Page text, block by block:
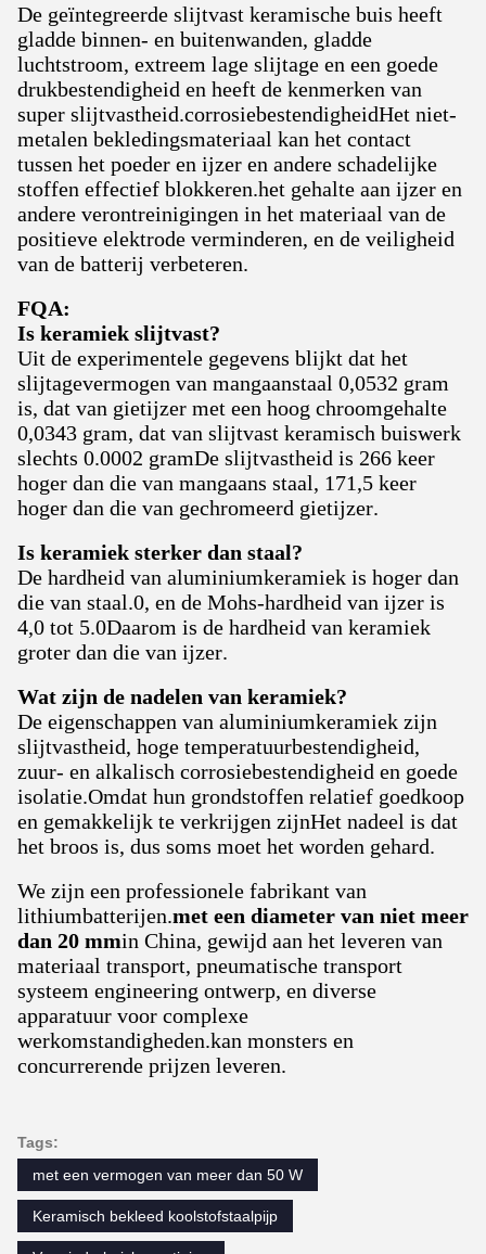
De geïntegreerde slijtvast keramische buis heeft
gladde binnen- en buitenwanden, gladde
luchtstroom, extreem lage slijtage en een goede
drukbestendigheid en heeft de kenmerken van
super slijtvastheid.corrosiebestendigheidHet niet-
metalen bekledingsmateriaal kan het contact
tussen het poeder en ijzer en andere schadelijke
stoffen effectief blokkeren.het gehalte aan ijzer en
andere verontreinigingen in het materiaal van de
positieve elektrode verminderen, en de veiligheid
van de batterij verbeteren.
FQA:
Is keramiek slijtvast?
Uit de experimentele gegevens blijkt dat het
slijtagevermogen van mangaanstaal 0,0532 gram
is, dat van gietijzer met een hoog chroomgehalte
0,0343 gram, dat van slijtvast keramisch buiswerk
slechts 0.0002 gramDe slijtvastheid is 266 keer
hoger dan die van mangaans staal, 171,5 keer
hoger dan die van gechromeerd gietijzer.
Is keramiek sterker dan staal?
De hardheid van aluminiumkeramiek is hoger dan
die van staal.0, en de Mohs-hardheid van ijzer is
4,0 tot 5.0Daarom is de hardheid van keramiek
groter dan die van ijzer.
Wat zijn de nadelen van keramiek?
De eigenschappen van aluminiumkeramiek zijn
slijtvastheid, hoge temperatuurbestendigheid,
zuur- en alkalisch corrosiebestendigheid en goede
isolatie.Omdat hun grondstoffen relatief goedkoop
en gemakkelijk te verkrijgen zijnHet nadeel is dat
het broos is, dus soms moet het worden gehard.
We zijn een professionele fabrikant van
lithiumbatterijen.met een diameter van niet meer
dan 20 mmin China, gewijd aan het leveren van
materiaal transport, pneumatische transport
systeem engineering ontwerp, en diverse
apparatuur voor complexe
werkomstandigheden.kan monsters en
concurrerende prijzen leveren.
Tags:
met een vermogen van meer dan 50 W
Keramisch bekleed koolstofstaalpijp